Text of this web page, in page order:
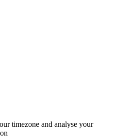
timezone and analyse your